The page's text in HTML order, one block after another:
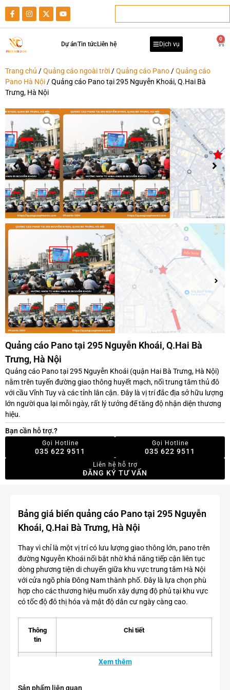
Dự ánTin tức Liên hệ Dịch vụ
0
Trang chủ /Quảng cáo ngoài trời /Quảng cáo Pano /Quảng cáo
Pano Hà Nội / Quảng cáo Pano tại 295 Nguyễn Khoái, Q.Hai Bà
Trưng, Hà Nội
Quảng cáo Pano tại 295 Nguyễn Khoái, Q.Hai Bà
Trưng, Hà Nội
Quảng cáo Pano tại 295 Nguyễn Khoái (quận Hai Bà Trưng, Hà Nội)
nằm trên tuyến đường giao thông huyết mạch, nối trung tâm thủ đô
với cầu Vĩnh Tuy và các tỉnh lân cận. Đây là vị trí đắc địa sở hữu lượng
lớn người qua lại mỗi ngày, rất lý tưởng để tăng độ nhận diện thương
hiệu.
Bạn cần hỗ trợ.?
Gọi Hotline
035 622 9511
Gọi Hotline
035 622 9511
Liên hệ hỗ trợ
ĐĂNG KÝ TƯ VẤN
Bảng giá biển quảng cáo Pano tại 295 Nguyễn
Khoái, Q.Hai Bà Trưng, Hà Nội
Thay vì chỉ là một vị trí có lưu lượng giao thông lớn, pano trên
đường Nguyễn Khoái nổi bật nhờ khả năng tiếp cận liên tục
dòng phương tiện di chuyển giữa khu vực trung tâm Hà Nội
với cửa ngõ phía Đông Nam thành phố. Đây là lựa chọn phù
hợp cho các thương hiệu muốn xây dựng độ phủ tại khu vực
có tốc độ đô thị hóa và mật độ dân cư ngày càng cao.
Thông
tin
Chi tiết
Pano nằm trên đường Nguyễn Khoái, đối diện
Xem thêm
Sản phẩm liên quan